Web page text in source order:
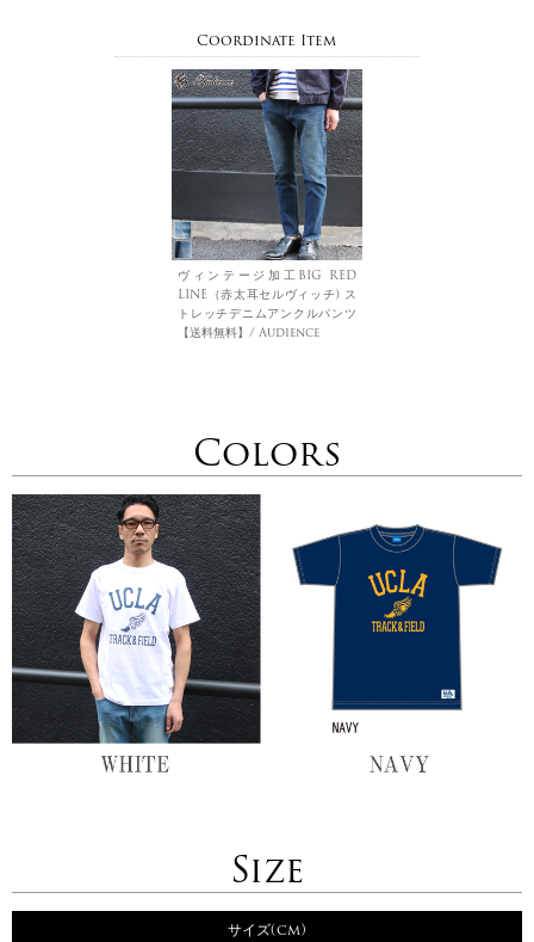
Coordinate Item
ヴィンテージ加工BIG RED
LINE（赤太耳セルヴィッチ) ス
トレッチデニムアンクルパンツ
【送料無料】/ Audience
Colors
Size
サイズ(cm)